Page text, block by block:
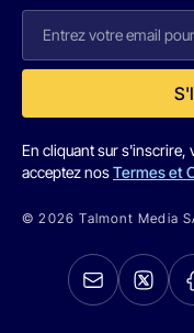
En cliquant sur s'inscrire,
acceptez nosTermes et
© 2026 Talmont Media